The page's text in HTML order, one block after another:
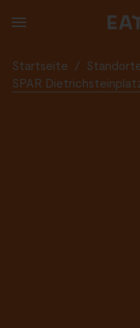
TO
Startseite /
SPAR